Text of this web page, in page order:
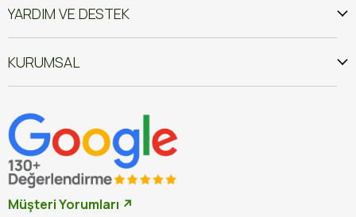
YARDIM VE DESTEK
KURUMSAL
Müşteri Yorumları ↗